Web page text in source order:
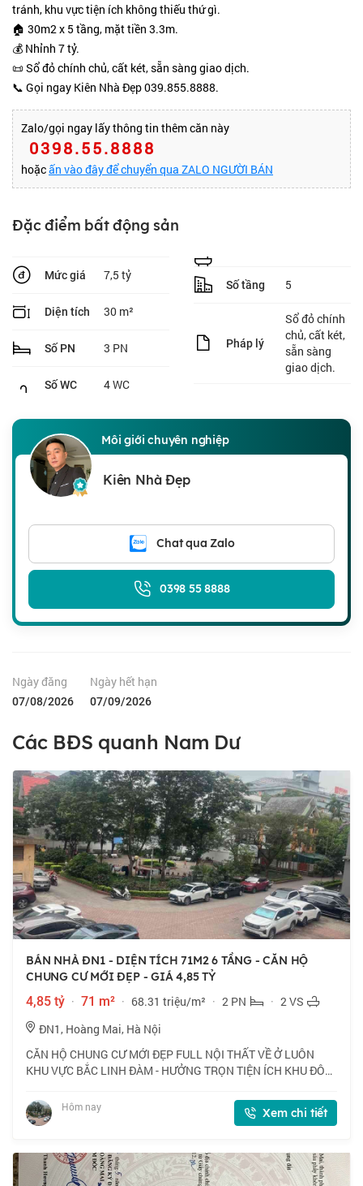
tránh, khu vực tiện ích không thiếu thứ gì.
🏠 30m2 x 5 tầng, mặt tiền 3.3m.
💰 Nhỉnh 7 tỷ.
📜 Sổ đỏ chính chủ, cất két, sẵn sàng giao dịch.
📞 Gọi ngay Kiên Nhà Đẹp 039.855.8888.
Zalo/gọi ngay lấy thông tin thêm căn này
0398.55.8888
hoặcấn vào đây để chuyển qua ZALO NGƯỜI BÁN
Đặc điểm bất động sản
Mức giá 7,5 tỷ
Diện tích 30 m²
Số PN 3 PN
Số WC 4 WC
Số tầng 5
Pháp lý
Sổ đỏ chính
chủ, cất két,
sẵn sàng
giao dịch.
Môi giới chuyên nghiệp
Kiên Nhà Đẹp
Chat qua Zalo
0398 55 8888
Ngày đăng
07/08/2026
Ngày hết hạn
07/09/2026
Các BĐS quanh Nam Dư
BÁN NHÀ ĐN1 - DIỆN TÍCH 71M2 6 TẦNG - CĂN HỘ
CHUNG CƯ MỚI ĐẸP - GIÁ 4,85 TỶ
4,85 tỷ · 71 m² · 68.31 triệu/m² · 2 PN · 2 VS
ĐN1, Hoàng Mai, Hà Nội
CĂN HỘ CHUNG CƯ MỚI ĐẸP FULL NỘI THẤT VỀ Ở LUÔN
KHU VỰC BẮC LINH ĐÀM - HƯỞNG TRỌN TIỆN ÍCH KHU ĐÔ
TRIỂN GIA TĂNG! 📍 Ngõ ĐN1, Hoàng Mai. Căn hộ tầ
Hôm nay Xem chi tiết